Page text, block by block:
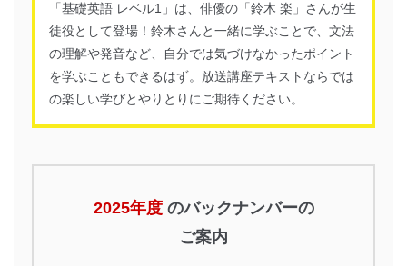
「基礎英語 レベル1」は、俳優の「鈴木 楽」さんが生
徒役として登場！鈴木さんと一緒に学ぶことで、文法
の理解や発音など、自分では気づけなかったポイント
を学ぶこともできるはず。放送講座テキストならでは
の楽しい学びとやりとりにご期待ください。
2025年度 のバックナンバーの
ご案内